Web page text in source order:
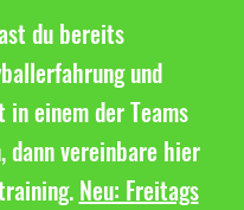
du bereits
und
in einem der Teams
dann vereinbare hier
Neu: Freitags